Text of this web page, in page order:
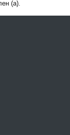
(а).